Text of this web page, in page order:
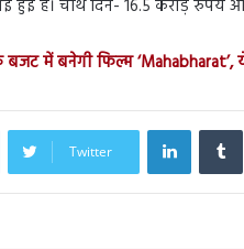
हुई है। चौथे दिन- 16.5 करोड़ रुपये
में बनेगी फिल्म
Twitter
LinkedIn